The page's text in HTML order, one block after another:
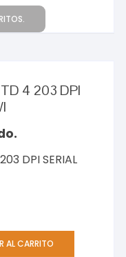
4 203 DPI
DPI SERIAL
AL CARRITO